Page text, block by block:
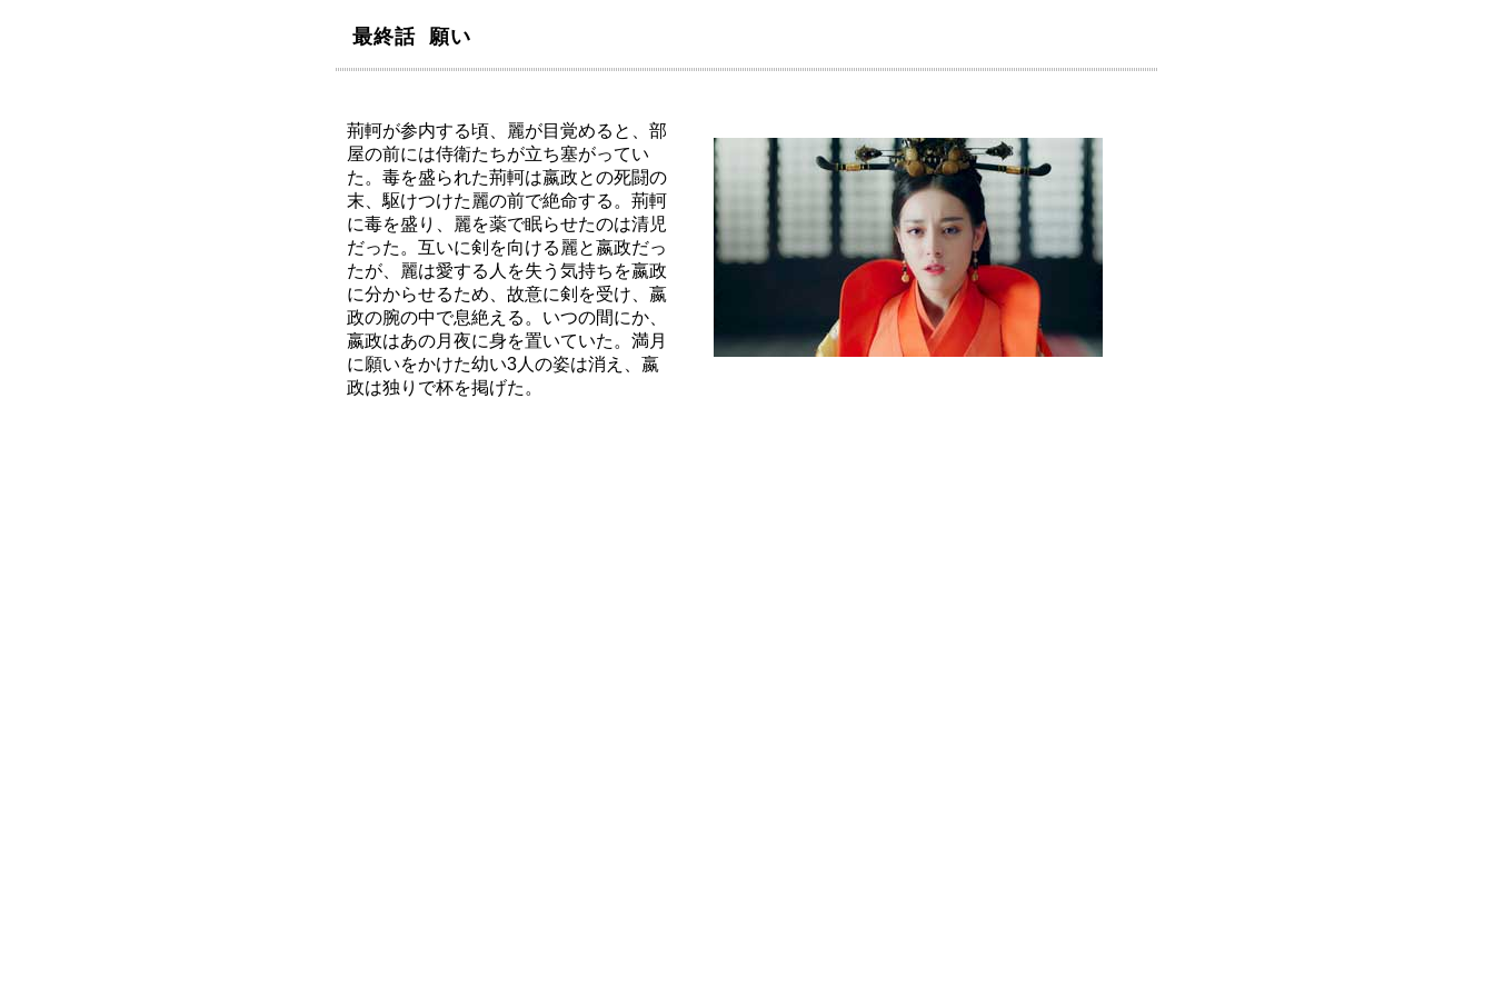
最終話 願い
荊軻が参内する頃、麗が目覚めると、部
屋の前には侍衛たちが立ち塞がってい
た。毒を盛られた荊軻は嬴政との死闘の
末、駆けつけた麗の前で絶命する。荊軻
に毒を盛り、麗を薬で眠らせたのは清児
だった。互いに剣を向ける麗と嬴政だっ
たが、麗は愛する人を失う気持ちを嬴政
に分からせるため、故意に剣を受け、嬴
政の腕の中で息絶える。いつの間にか、
嬴政はあの月夜に身を置いていた。満月
に願いをかけた幼い3人の姿は消え、嬴
政は独りで杯を掲げた。